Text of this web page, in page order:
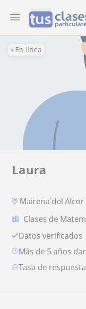
En línea
Laura
Mairena del Alcor
Clases de
Datos verificados
más de 5 años
Tasa de respuesta